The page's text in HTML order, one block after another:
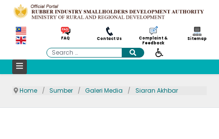
FAQ Contact Us
Complaint &
Feedback
Sitemap
Search
Home Sumber Galeri Media Siaran Akhbar